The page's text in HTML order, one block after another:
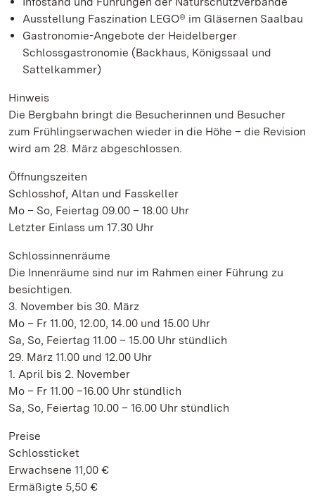
Ausstellung Faszination LEGO® im Gläsernen Saalbau
Gastronomie-Angebote der Heidelberger
Schlossgastronomie (Backhaus, Königssaal und
Sattelkammer)
Hinweis
Die Bergbahn bringt die Besucherinnen und Besucher
zum Frühlingserwachen wieder in die Höhe – die Revision
wird am 28. März abgeschlossen.
Öffnungszeiten
Schlosshof, Altan und Fasskeller
Mo – So, Feiertag 09.00 – 18.00 Uhr
Letzter Einlass um 17.30 Uhr
Schlossinnenräume
Die Innenräume sind nur im Rahmen einer Führung zu
besichtigen.
3. November bis 30. März
Mo – Fr 11.00, 12.00, 14.00 und 15.00 Uhr
Sa, So, Feiertag 11.00 – 15.00 Uhr stündlich
29. März 11.00 und 12.00 Uhr
1. April bis 2. November
Mo – Fr 11.00 –16.00 Uhr stündlich
Sa, So, Feiertag 10.00 – 16.00 Uhr stündlich
Preise
Schlossticket
Erwachsene 11,00 €
Ermäßigte 5,50 €